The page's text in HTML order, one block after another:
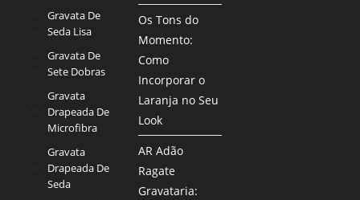
Gravata De
Seda Lisa
Gravata De
Sete Dobras
Gravata
Drapeada De
Microfibra
Gravata
Drapeada De
Seda
Os Tons do
Momento:
Como
Incorporar o
Laranja no Seu
Look
AR Adão
Ragate
Gravataria: